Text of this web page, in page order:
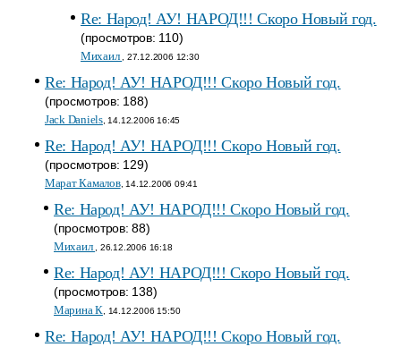
Re: Народ! АУ! НАРОД!!! Скоро Новый год.
(просмотров: 110)
Михаил , 27.12.2006 12:30
Re: Народ! АУ! НАРОД!!! Скоро Новый год.
(просмотров: 188)
Jack Daniels, 14.12.2006 16:45
Re: Народ! АУ! НАРОД!!! Скоро Новый год.
(просмотров: 129)
Марат Камалов, 14.12.2006 09:41
Re: Народ! АУ! НАРОД!!! Скоро Новый год.
(просмотров: 88)
Михаил , 26.12.2006 16:18
Re: Народ! АУ! НАРОД!!! Скоро Новый год.
(просмотров: 138)
Марина К , 14.12.2006 15:50
Re: Народ! АУ! НАРОД!!! Скоро Новый год.